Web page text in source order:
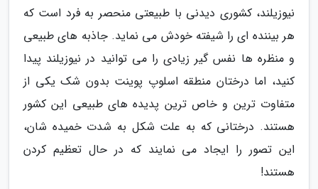
نیوزیلند، کشوری دیدنی با طبیعتی منحصر به فرد است که
هر بیننده ای را شیفته خودش می نماید. جاذبه های طبیعی
و منظره ها نفس گیر زیادی را می توانید در نیوزیلند پیدا
کنید، اما درختان منطقه اسلوپ پوینت بدون شک یکی از
متفاوت ترین و خاص ترین پدیده های طبیعی این کشور
هستند. درختانی که به علت شکل به شدت خمیده شان،
این تصور را ایجاد می نمایند که در حال تعظیم کردن
هستند!